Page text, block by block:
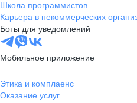
Школа программистов
Карьера в некоммерческих
Боты для уведомлений
Мобильное приложение
Этика и комплаенс
Оказание услуг